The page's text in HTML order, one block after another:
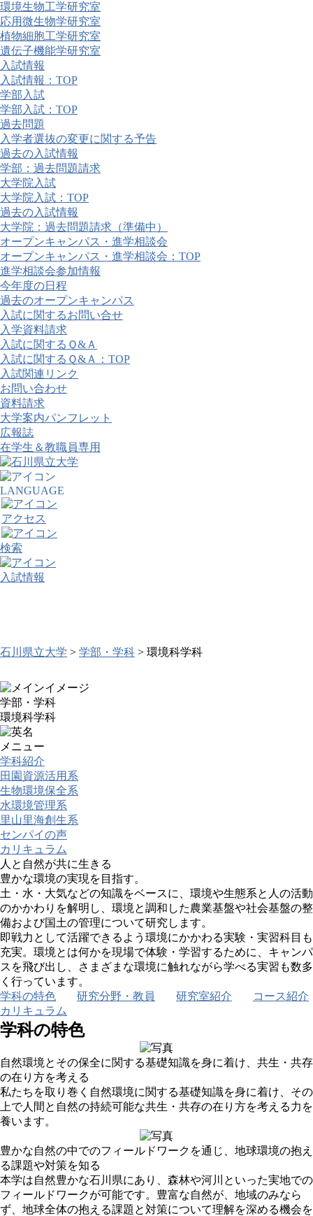
環境生物工学研究室
応用微生物学研究室
植物細胞工学研究室
遺伝子機能学研究室
入試情報
入試情報：TOP
学部入試
学部入試：TOP
過去問題
入学者選抜の変更に関する予告
過去の入試情報
学部：過去問題請求
大学院入試
大学院入試：TOP
過去の入試情報
大学院：過去問題請求（準備中）
オープンキャンパス・進学相談会
オープンキャンパス・進学相談会：TOP
進学相談会参加情報
今年度の日程
過去のオープンキャンパス
入試に関するお問い合せ
入学資料請求
入試に関するＱ&Ａ
入試に関するＱ&Ａ：TOP
入試関連リンク
お問い合わせ
資料請求
大学案内パンフレット
広報誌
在学生＆教職員専用
LANGUAGE
アクセス
検索
入試情報
石川県立大学 > 学部・学科 > 環境科学科
学部・学科
環境科学科
メニュー
学科紹介
田園資源活用系
生物環境保全系
水環境管理系
里山里海創生系
センパイの声
カリキュラム
人と自然が共に生きる
豊かな環境の実現を目指す。
土・水・大気などの知識をベースに、環境や生態系と人の活動
のかかわりを解明し、環境と調和した農業基盤や社会基盤の整
備および国土の管理について研究します。
即戦力として活躍できるよう環境にかかわる実験・実習科目も
充実。環境とは何かを現場で体験・学習するために、キャンパ
スを飛び出し、さまざまな環境に触れながら学べる実習も数多
く行っています。
学科の特色
研究分野・教員 研究室紹介
コース紹介
カリキュラム
学科の特色
自然環境とその保全に関する基礎知識を身に着け、共生・共存
の在り方を考える
私たちを取り巻く自然環境に関する基礎知識を身に着け、その
上で人間と自然の持続可能な共生・共存の在り方を考える力を
養います。
豊かな自然の中でのフィールドワークを通じ、地球環境の抱え
る課題や対策を知る
本学は自然豊かな石川県にあり、森林や河川といった実地での
フィールドワークが可能です。豊富な自然が、地域のみなら
ず、地球全体の抱える課題と対策について理解を深める機会を